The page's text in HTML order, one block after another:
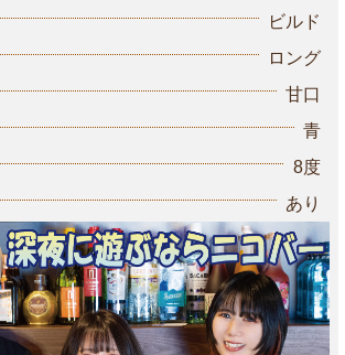
ビルド
ロング
甘口
青
8度
あり